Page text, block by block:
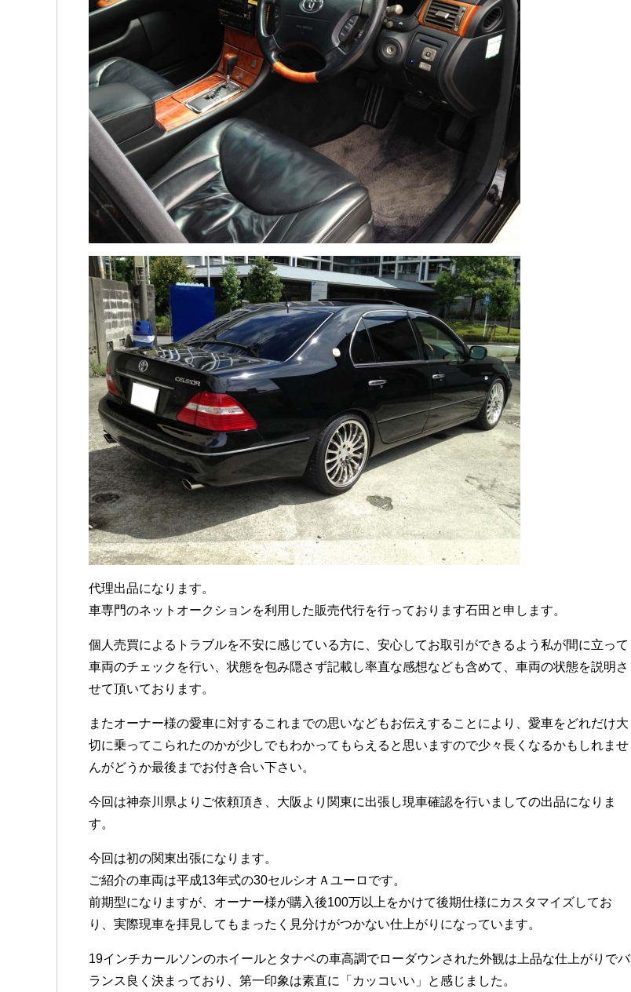
代理出品になります。
車専門のネットオークションを利用した販売代行を行っております石田と申します。
個人売買によるトラブルを不安に感じている方に、安心してお取引ができるよう私が間に立って
車両のチェックを行い、状態を包み隠さず記載し率直な感想なども含めて、車両の状態を説明さ
せて頂いております。
またオーナー様の愛車に対するこれまでの思いなどもお伝えすることにより、愛車をどれだけ大
切に乗ってこられたのかが少しでもわかってもらえると思いますので少々長くなるかもしれませ
んがどうか最後までお付き合い下さい。
今回は神奈川県よりご依頼頂き、大阪より関東に出張し現車確認を行いましての出品になりま
す。
今回は初の関東出張になります。
ご紹介の車両は平成13年式の30セルシオＡユーロです。
前期型になりますが、オーナー様が購入後100万以上をかけて後期仕様にカスタマイズしてお
り、実際現車を拝見してもまったく見分けがつかない仕上がりになっています。
19インチカールソンのホイールとタナベの車高調でローダウンされた外観は上品な仕上がりでバ
ランス良く決まっており、第一印象は素直に「カッコいい」と感じました。